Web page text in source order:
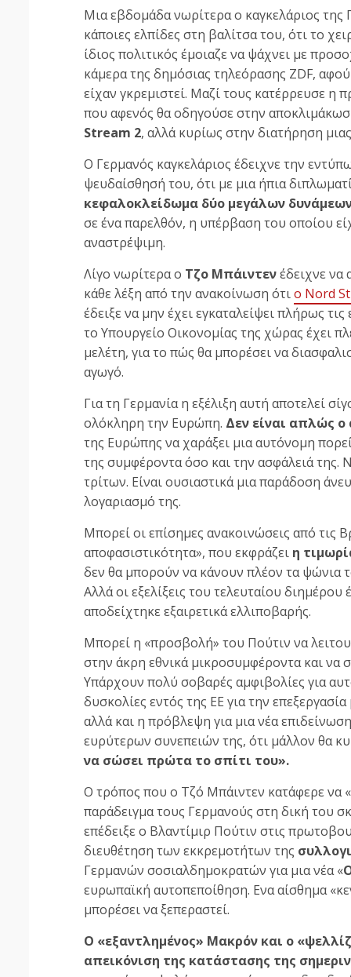
Μια εβδομάδα νωρίτερα ο καγκελάριος της
κάποιες ελπίδες στη βαλίτσα του, ότι το
ίδιος πολιτικός έμοιαζε να ψάχνει με
κάμερα της δημόσιας τηλεόρασης ZDF,
είχαν γκρεμιστεί. Μαζί τους κατέρρευσε η
που αφενός θα οδηγούσε στην
Stream 2, αλλά κυρίως στην διατήρηση
Ο Γερμανός καγκελάριος έδειχνε την
ψευδαίσθησή του, ότι με μια ήπια
κεφαλοκλείδωμα δύο μεγάλων
σε ένα παρελθόν, η υπέρβαση του οποίου
αναστρέψιμη.
Λίγο νωρίτερα ο Τζο Μπάιντενέδειχνε να
κάθε λέξη από την ανακοίνωση ότιο Nord
έδειξε να μην έχει εγκαταλείψει πλήρως
το Υπουργείο Οικονομίας της χώρας έχει
μελέτη, για το πώς θα μπορέσει να
αγωγό.
Για τη Γερμανία η εξέλιξη αυτή αποτελεί
ολόκληρη την Ευρώπη. Δεν είναι απλώς
της Ευρώπης να χαράξει μια αυτόνομη
της συμφέροντα όσο και την ασφάλειά της.
τρίτων. Είναι ουσιαστικά μια παράδοση
λογαριασμό της.
Μπορεί οι επίσημες ανακοινώσεις από τις
αποφασιστικότητα», που εκφράζει η
δεν θα μπορούν να κάνουν πλέον τα ψώνια
Αλλά οι εξελίξεις του τελευταίου
αποδείχτηκε εξαιρετικά ελλιποβαρής.
Μπορεί η «προσβολή» του Πούτιν να
στην άκρη εθνικά μικροσυμφέροντα και να
Υπάρχουν πολύ σοβαρές αμφιβολίες για
δυσκολίες εντός της ΕΕ για την
αλλά και η πρόβλεψη για μια νέα
ευρύτερων συνεπειών της, ότι μάλλον θα
να σώσει πρώτα το σπίτι του».
Ο τρόπος που ο Τζό Μπάιντεν κατάφερε να
παράδειγμα τους Γερμανούς στη δική του
επέδειξε ο Βλαντίμιρ Πούτιν στις
διευθέτηση των εκκρεμοτήτων της
Γερμανών σοσιαλδημοκρατών για μια νέα «
ευρωπαϊκή αυτοπεποίθηση. Ενα αίσθημα
μπορέσει να ξεπεραστεί.
Ο «εξαντλημένος» Μακρόν και ο
απεικόνιση της κατάστασης της